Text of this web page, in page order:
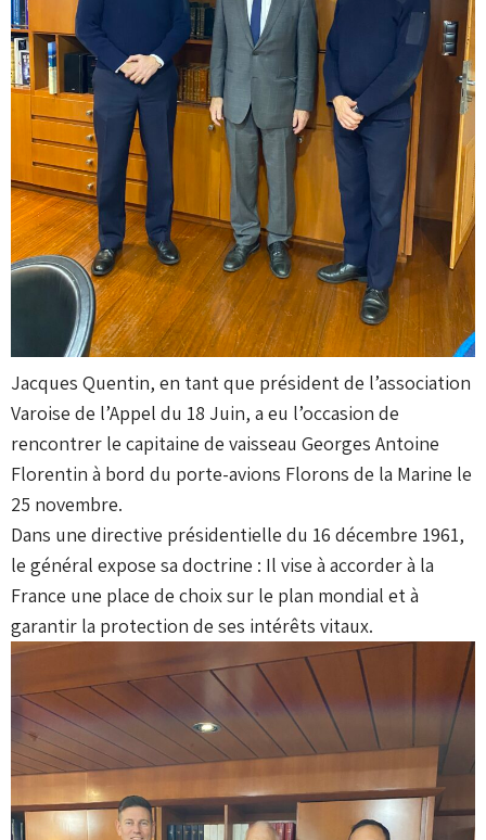
Jacques Quentin, en tant que président de l’association
Varoise de l’Appel du 18 Juin, a eu l’occasion de
rencontrer le capitaine de vaisseau Georges Antoine
Florentin à bord du porte-avions Florons de la Marine le
25 novembre.
Dans une directive présidentielle du 16 décembre 1961,
le général expose sa doctrine : Il vise à accorder à la
France une place de choix sur le plan mondial et à
garantir la protection de ses intérêts vitaux.